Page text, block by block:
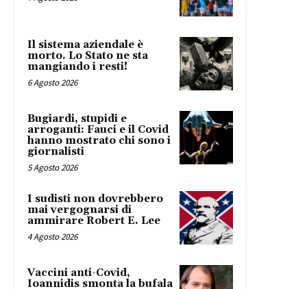
Il sistema aziendale è
morto. Lo Stato ne sta
mangiando i resti!
6 Agosto 2026
Bugiardi, stupidi e
arroganti: Fauci e il Covid
hanno mostrato chi sono i
giornalisti
5 Agosto 2026
I sudisti non dovrebbero
mai vergognarsi di
ammirare Robert E. Lee
4 Agosto 2026
Vaccini anti-Covid,
Ioannidis smonta la bufala